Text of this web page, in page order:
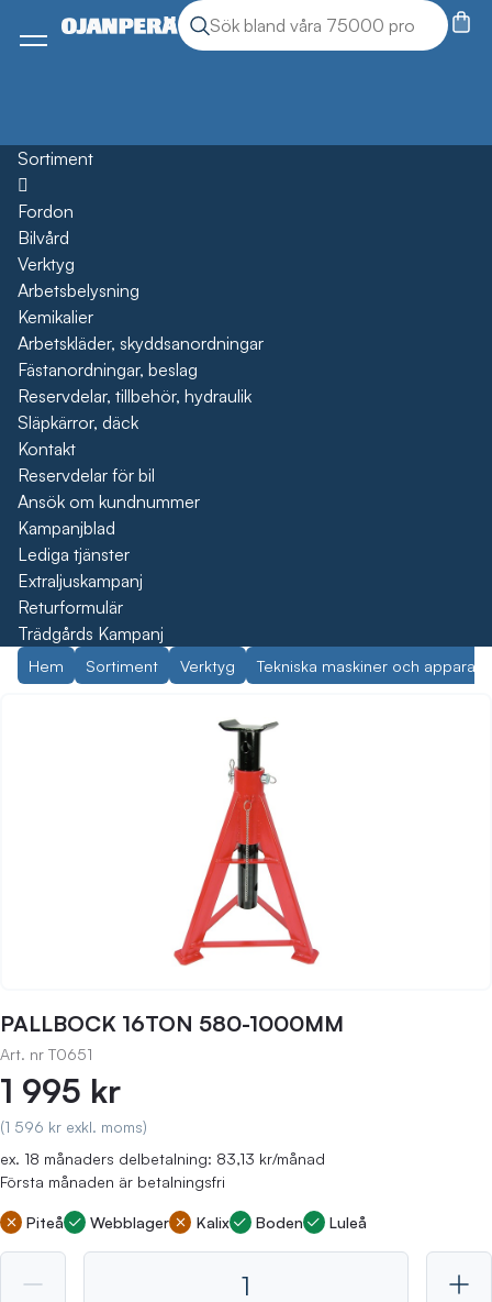
Sök produkter
Sök
Meny
Sortiment
Öppna
Fordon
Bilvård
Verktyg
Arbetsbelysning
Kemikalier
Arbetskläder, skyddsanordningar
Fästanordningar, beslag
Reservdelar, tillbehör, hydraulik
Släpkärror, däck
Kontakt
Reservdelar för bil
Ansök om kundnummer
Kampanjblad
Lediga tjänster
Extraljuskampanj
Returformulär
Trädgårds Kampanj
Hem Sortiment Verktyg Tekniska maskiner och
PALLBOCK 16TON 580-1000MM
Art. nr T0651
1 995 kr
(1 596 kr exkl. moms)
ex. 18 månaders delbetalning: 83,13 kr/månad
Första månaden är betalningsfri
Piteå Webblager Kalix Boden Luleå